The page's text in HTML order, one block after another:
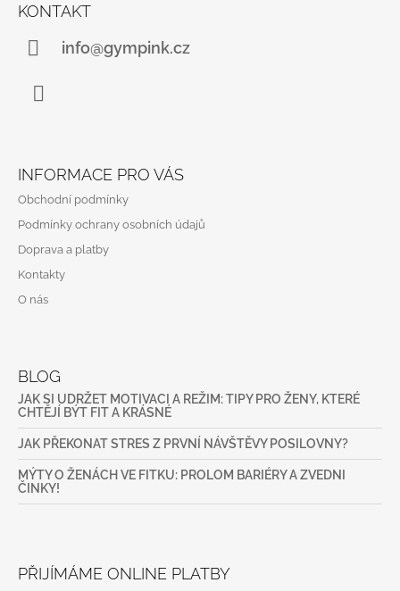
KONTAKT
info@gympink.cz
INFORMACE PRO VÁS
Obchodní podmínky
Podmínky ochrany osobních údajů
Doprava a platby
Kontakty
O nás
BLOG
JAK SI UDRŽET MOTIVACI A REŽIM: TIPY PRO ŽENY, KTERÉ
CHTĚJÍ BÝT FIT A KRÁSNÉ
JAK PŘEKONAT STRES Z PRVNÍ NÁVŠTĚVY POSILOVNY?
MÝTY O ŽENÁCH VE FITKU: PROLOM BARIÉRY A ZVEDNI
ČINKY!
PŘIJÍMÁME ONLINE PLATBY